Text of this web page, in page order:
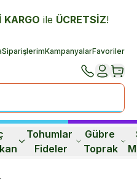
KARGO ile ÜCRETSİZ!
SiparişlerimKampanyalarFavoriler
Tohumlar
Fideler
Gübre
Toprak